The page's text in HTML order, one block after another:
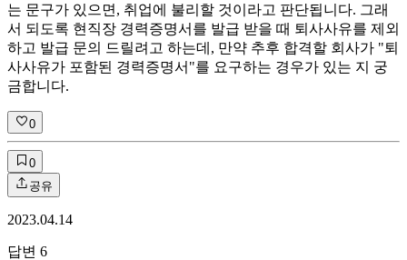
는 문구가 있으면, 취업에 불리할 것이라고 판단됩니다. 그래
서 되도록 현직장 경력증명서를 발급 받을 때 퇴사사유를 제외
하고 발급 문의 드릴려고 하는데, 만약 추후 합격할 회사가 "퇴
사사유가 포함된 경력증명서"를 요구하는 경우가 있는 지 궁
금합니다.
0
0
공유
2023.04.14
답변 6